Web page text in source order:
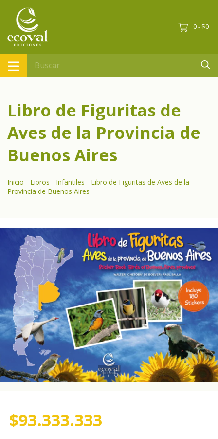
0 - $0
Libro de Figuritas de
Aves de la Provincia de
Buenos Aires
Inicio - Libros - Infantiles - Libro de Figuritas de Aves de la
Provincia de Buenos Aires
1/6
$93.333.333